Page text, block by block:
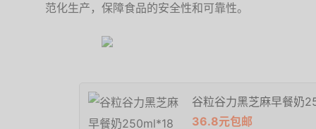
范化生产，保障食品的安全性和可靠性。
谷粒谷力黑芝麻早餐奶
36.8元包邮